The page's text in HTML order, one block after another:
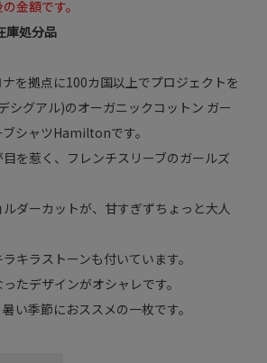
金額です。
庫処分品
を拠点に100カ国以上でプロジェクトを
シグアル)のオーガニックコットン ガー
シャツHamiltonです。
を惹く、フレンチスリーブのガールズ
ダーカットが、甘すぎずちょっと大人
キラストーンも付いています。
たデザインがオシャレです。
い季節におススメの一枚です。